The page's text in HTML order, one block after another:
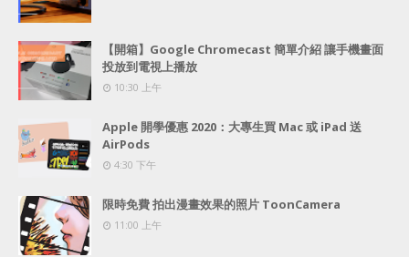
【開箱】Google Chromecast 簡單介紹 讓手機畫面
投放到電視上播放
10:30 上午
Apple 開學優惠 2020：大專生買 Mac 或 iPad 送
AirPods
4:30 下午
限時免費 拍出漫畫效果的照片 ToonCamera
11:00 上午